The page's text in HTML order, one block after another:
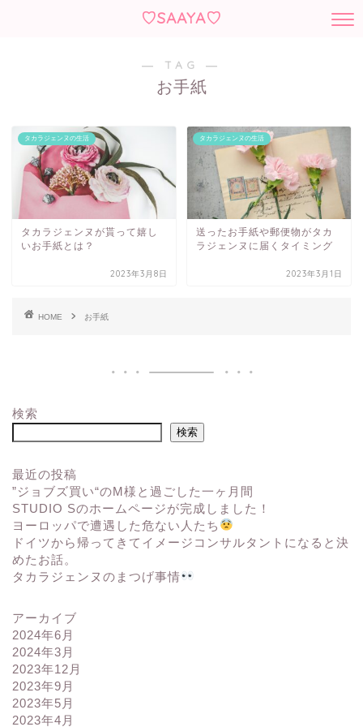
♡SAAYA♡
― TAG ―
お手紙
タカラジェンヌの生活
タカラジェンヌが貰って嬉し
いお手紙とは？
2023年3月8日
タカラジェンヌの生活
送ったお手紙や郵便物がタカ
ラジェンヌに届くタイミング
2023年3月1日
HOME お手紙
検索
検索
最近の投稿
”ジョブズ買い“のM様と過ごした一ヶ月間
STUDIO Sのホームページが完成しました！
ヨーロッパで遭遇した危ない人たち
ドイツから帰ってきてイメージコンサルタントになると決
めたお話。
タカラジェンヌのまつげ事情
アーカイブ
2024年6月
2024年3月
2023年12月
2023年9月
2023年5月
2023年4月